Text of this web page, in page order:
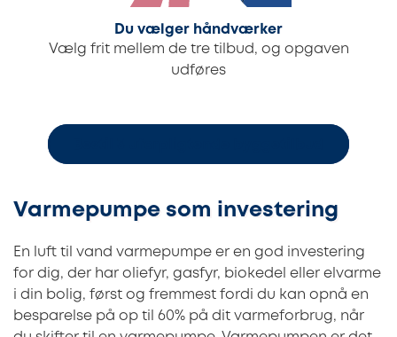
Du vælger håndværker
Vælg frit mellem de tre tilbud, og opgaven
udføres
Varmepumpe som investering
En luft til vand varmepumpe er en god investering
for dig, der har oliefyr, gasfyr, biokedel eller elvarme
i din bolig, først og fremmest fordi du kan opnå en
besparelse på op til 60% på dit varmeforbrug, når